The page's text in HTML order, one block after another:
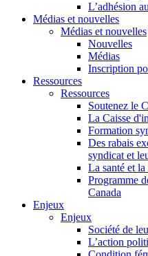
L’adhésion
Médias et nouvelles
Médias et nouvelles
Nouvelles
Médias
Inscription
Ressources
Ressources
Soutenez le
La Caisse
Formation
Des rabais
syndicat et
La santé et la
Programme
Canada
Enjeux
Enjeux
Société de
L’action